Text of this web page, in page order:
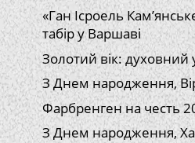
«Ган Ісроель
табір у Варшаві
Золотий вік: духовний
З Днем народження,
Фарбренген на честь
З Днем народження,